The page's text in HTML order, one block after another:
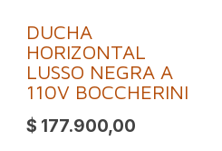
DUCHA
HORIZONTAL
LUSSO NEGRA A
110V BOCCHERINI
$ 177.900,00